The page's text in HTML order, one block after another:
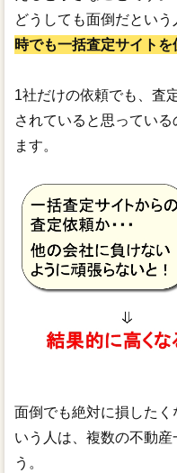
どうしても面倒だという
時でも一括査定サイト
1社だけの依頼でも、査
されていると思ってい
ます。
面倒でも絶対に損した
いう人は、複数の不動
う。